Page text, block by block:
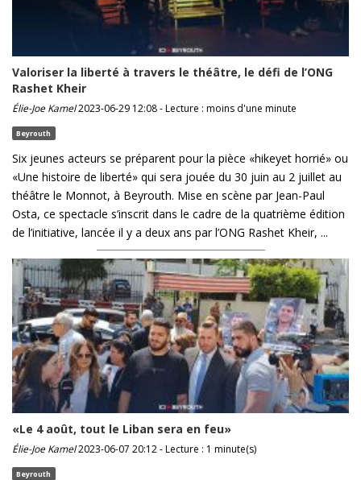
Valoriser la liberté à travers le théâtre, le défi de l’ONG
Rashet Kheir
Élie-Joe Kamel2023-06-29 12:08 - Lecture : moins d'une minute
Beyrouth
Six jeunes acteurs se préparent pour la pièce «hikeyet horrié» ou
«Une histoire de liberté» qui sera jouée du 30 juin au 2 juillet au
théâtre le Monnot, à Beyrouth. Mise en scène par Jean-Paul
Osta, ce spectacle s’inscrit dans le cadre de la quatrième édition
de l’initiative, lancée il y a deux ans par l’ONG Rashet Kheir, ...
«Le 4 août, tout le Liban sera en feu»
Élie-Joe Kamel2023-06-07 20:12 - Lecture : 1 minute(s)
Beyrouth